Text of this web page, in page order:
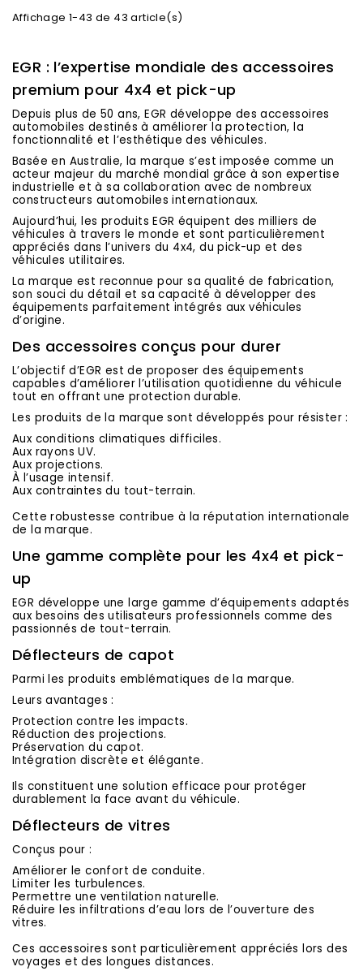
Affichage 1-43 de 43 article(s)
EGR : l’expertise mondiale des accessoires
premium pour 4x4 et pick-up
Depuis plus de 50 ans, EGR développe des accessoires
automobiles destinés à améliorer la protection, la
fonctionnalité et l’esthétique des véhicules.
Basée en Australie, la marque s’est imposée comme un
acteur majeur du marché mondial grâce à son expertise
industrielle et à sa collaboration avec de nombreux
constructeurs automobiles internationaux.
Aujourd’hui, les produits EGR équipent des milliers de
véhicules à travers le monde et sont particulièrement
appréciés dans l’univers du 4x4, du pick-up et des
véhicules utilitaires.
La marque est reconnue pour sa qualité de fabrication,
son souci du détail et sa capacité à développer des
équipements parfaitement intégrés aux véhicules
d’origine.
Des accessoires conçus pour durer
L’objectif d’EGR est de proposer des équipements
capables d’améliorer l’utilisation quotidienne du véhicule
tout en offrant une protection durable.
Les produits de la marque sont développés pour résister :
Aux conditions climatiques difficiles.
Aux rayons UV.
Aux projections.
À l’usage intensif.
Aux contraintes du tout-terrain.
Cette robustesse contribue à la réputation internationale
de la marque.
Une gamme complète pour les 4x4 et pick-
up
EGR développe une large gamme d’équipements adaptés
aux besoins des utilisateurs professionnels comme des
passionnés de tout-terrain.
Déflecteurs de capot
Parmi les produits emblématiques de la marque.
Leurs avantages :
Protection contre les impacts.
Réduction des projections.
Préservation du capot.
Intégration discrète et élégante.
Ils constituent une solution efficace pour protéger
durablement la face avant du véhicule.
Déflecteurs de vitres
Conçus pour :
Améliorer le confort de conduite.
Limiter les turbulences.
Permettre une ventilation naturelle.
Réduire les infiltrations d’eau lors de l’ouverture des
vitres.
Ces accessoires sont particulièrement appréciés lors des
voyages et des longues distances.